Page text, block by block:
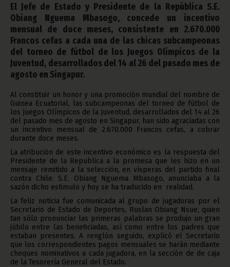
El Jefe de Estado y Presidente de la República S.E.
Obiang Nguema Mbasogo, concede un incentivo
mensual de doce meses, consistente en 2.670.000
Francos cefas a cada una de las chicas subcampeonas
del torneo de fútbol de los Juegos Olímpicos de la
Juventud, desarrollados del 14 al 26 del pasado mes de
agosto en Singapur.
Al constituir un honor y una promoción mundial del nombre de
Guinea Ecuatorial, las subcampeonas del torneo de fútbol de
los Juegos Olímpicos de la Juventud, desarrollados del 14 al 26
del pasado mes de agosto en Singapur, han sido agraciadas con
un incentivo mensual de 2.670.000 Francos cefas, a cobrar
durante doce meses.
La atribución de este incentivo económico es la respuesta del
Presidente de la Republica a la promesa que les hizo en un
mensaje remitido a la selección, en vísperas del partido final
contra Chile. S.E. Obiang Nguema Mbasogo, anunciaba a la
sazón dicho estimulo y hoy se ha traducido en realidad.
La feliz noticia fue comunicada al grupo de jugadoras por el
Secretario de Estado de Deportes, Ruslan Obiang Nsue, quien
tan sólo pronunciar las primeras palabras se produjo un gran
júbilo entre las beneficiadas, así como entre los padres que
estaban presentes. A renglón seguido, explicó el Secretario
que los correspondientes pagos mensuales se harán mediante
cheques nominativos a cada jugadora, en la sección de de caja
de la Tesorería General del Estado.